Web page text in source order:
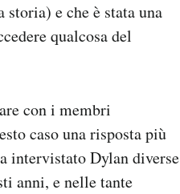
e che è stata una
qualcosa del
con i membri
caso una risposta più
intervistato Dylan diverse
anni, e nelle tante